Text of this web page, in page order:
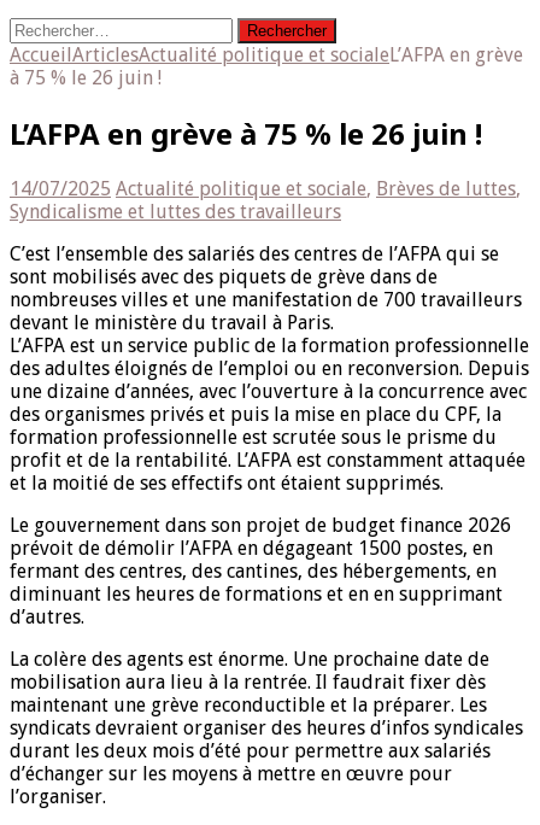
Rechercher :
AccueilArticlesActualité politique et socialeL’AFPA en grève
à 75 % le 26 juin !
L’AFPA en grève à 75 % le 26 juin !
14/07/2025 Actualité politique et sociale, Brèves de luttes,
Syndicalisme et luttes des travailleurs
C’est l’ensemble des salariés des centres de l’AFPA qui se
sont mobilisés avec des piquets de grève dans de
nombreuses villes et une manifestation de 700 travailleurs
devant le ministère du travail à Paris.
L’AFPA est un service public de la formation professionnelle
des adultes éloignés de l’emploi ou en reconversion. Depuis
une dizaine d’années, avec l’ouverture à la concurrence avec
des organismes privés et puis la mise en place du CPF, la
formation professionnelle est scrutée sous le prisme du
profit et de la rentabilité. L’AFPA est constamment attaquée
et la moitié de ses effectifs ont étaient supprimés.
Le gouvernement dans son projet de budget finance 2026
prévoit de démolir l’AFPA en dégageant 1500 postes, en
fermant des centres, des cantines, des hébergements, en
diminuant les heures de formations et en en supprimant
d’autres.
La colère des agents est énorme. Une prochaine date de
mobilisation aura lieu à la rentrée. Il faudrait fixer dès
maintenant une grève reconductible et la préparer. Les
syndicats devraient organiser des heures d’infos syndicales
durant les deux mois d’été pour permettre aux salariés
d’échanger sur les moyens à mettre en œuvre pour
l’organiser.